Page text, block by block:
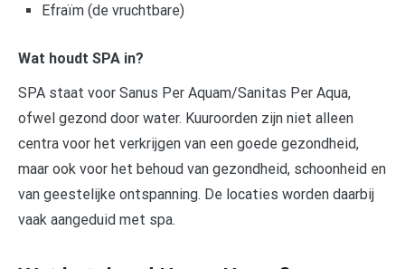
Efraïm (de vruchtbare)
Wat houdt SPA in?
SPA staat voor Sanus Per Aquam/Sanitas Per Aqua,
ofwel gezond door water. Kuuroorden zijn niet alleen
centra voor het verkrijgen van een goede gezondheid,
maar ook voor het behoud van gezondheid, schoonheid en
van geestelijke ontspanning. De locaties worden daarbij
vaak aangeduid met spa.